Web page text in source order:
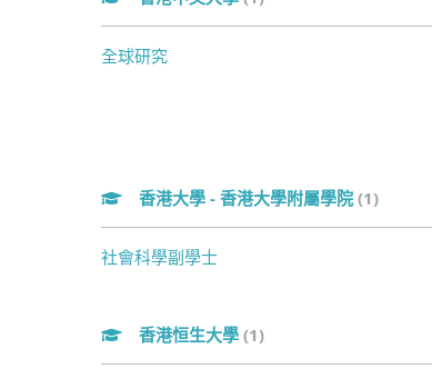
全球研究
香港大學 - 香港大學附屬學院 (1)
社會科學副學士
香港恒生大學 (1)